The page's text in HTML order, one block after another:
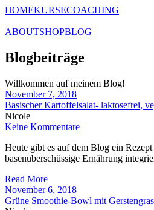
HOMEKURSECOACHING
ABOUTSHOPBLOG
Blogbeiträge
Willkommen auf meinem Blog!
November 7, 2018
Basischer Kartoffelsalat- laktosefrei,
Nicole
Keine Kommentare
Heute gibt es auf dem Blog ein
basenüberschüssige Ernährung
Read More
November 6, 2018
Grüne Smoothie-Bowl mit